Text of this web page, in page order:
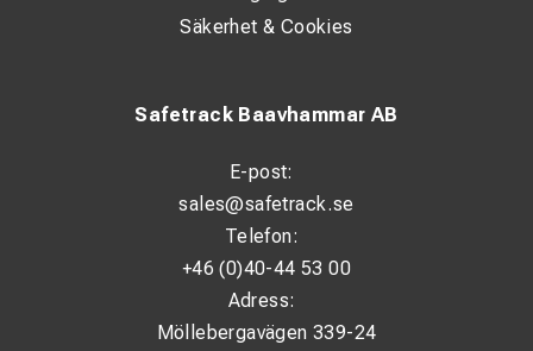
Safetrack Baavhammar AB
E-post:
sales@safetrack.se
Telefon:
+46 (0)40-44 53 00
Adress:
Möllebergavägen 339-24
Säkerhet & Cookies